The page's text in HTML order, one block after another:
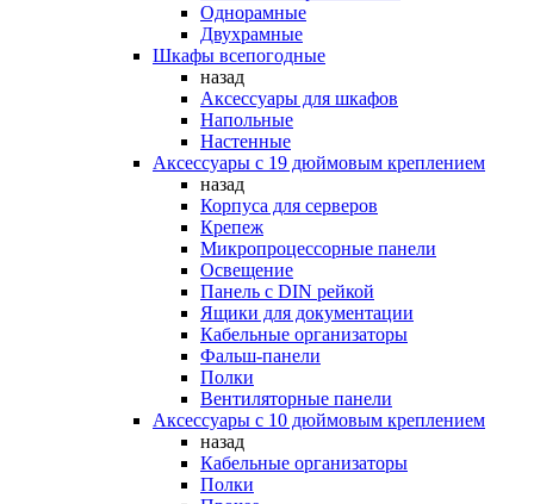
Однорамные
Двухрамные
Шкафы всепогодные
назад
Аксессуары для шкафов
Напольные
Настенные
Аксессуары с 19 дюймовым креплением
назад
Корпуса для серверов
Крепеж
Микропроцессорные панели
Освещение
Панель с DIN рейкой
Ящики для документации
Кабельные организаторы
Фальш-панели
Полки
Вентиляторные панели
Аксессуары с 10 дюймовым креплением
назад
Кабельные организаторы
Полки